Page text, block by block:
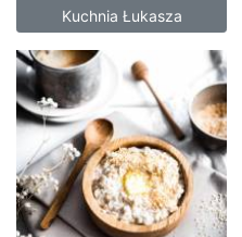
Kuchnia Łukasza